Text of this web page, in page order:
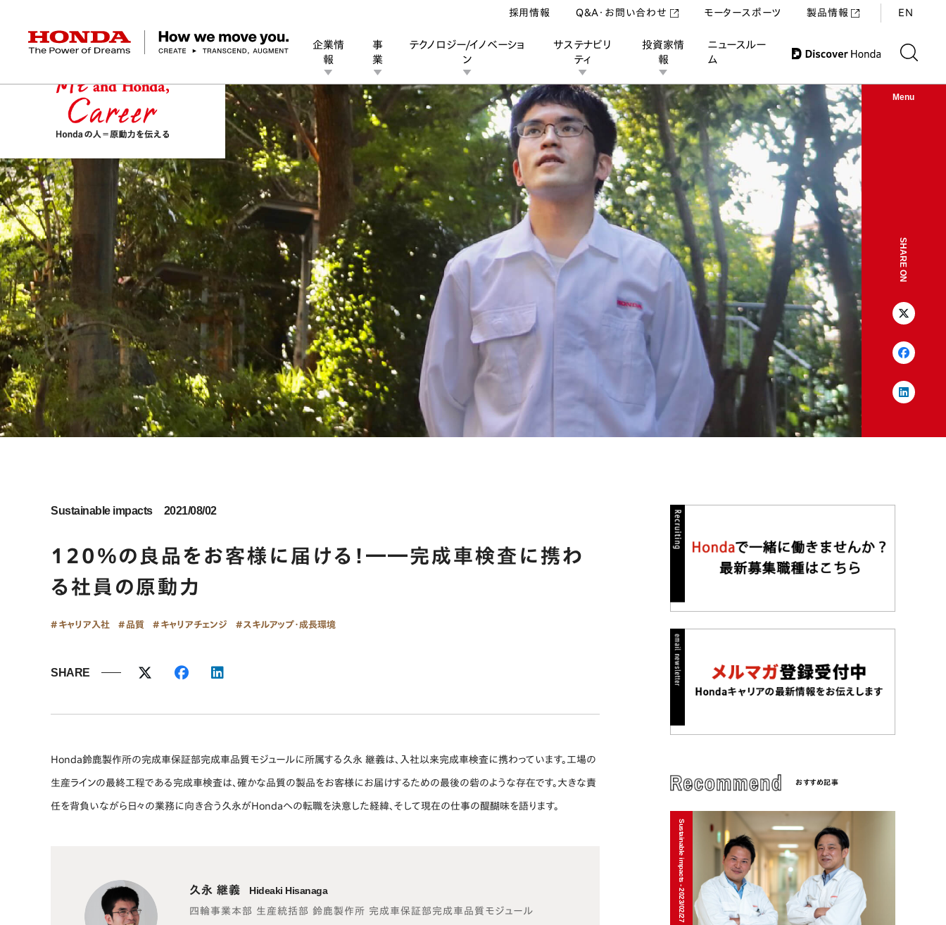
HONDA The Power of Dreams
企業情
報
企業情報 トップ
ヒストリー コーポレートブランド 企業スポーツ モータースポーツ
事
業
事業 トップ
マリン その他事業
テクノロジー/イノベーショ
ン
テクノロジー/イノベーション トップ
オープンイノベーション
サステナビリ
ティ
サステナビリティ トップ
社会 ガバナンス 安全への取り組み 品質への取り組み
投資家情
報
投資家情報 トップ
株式・債券情報 IRカレンダー 個人投資家の皆様へ Honda Report
ニュースルー
ム
ニュースルーム
Discover Honda
採用情報 Q&A・お問い合わせ モータースポーツ 製品情報 EN
Menu
SHARE ON
Sustainable impacts 2021/08/02
120％の良品をお客様に届ける！――完成車検査に携わ
る社員の原動力
キャリア入社 品質 キャリアチェンジ スキルアップ・成長環境
SHARE
Honda鈴鹿製作所の完成車保証部完成車品質モジュールに所属する久永 継義は、入社以来完成車検査に携わっています。工場の
生産ラインの最終工程である完成車検査は、確かな品質の製品をお客様にお届けするための最後の砦のような存在です。大きな責
任を背負いながら日々の業務に向き合う久永がHondaへの転職を決意した経緯、そして現在の仕事の醍醐味を語ります。
久永 継義 Hideaki Hisanaga
四輪事業本部 生産統括部 鈴鹿製作所 完成車保証部完成車品質モジュール
おすすめ記事
Sustainable impacts - 2023/02/27